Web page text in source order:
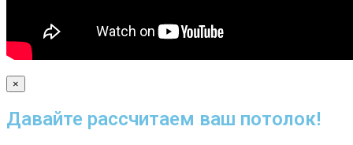
×
Давайте рассчитаем ваш потолок!